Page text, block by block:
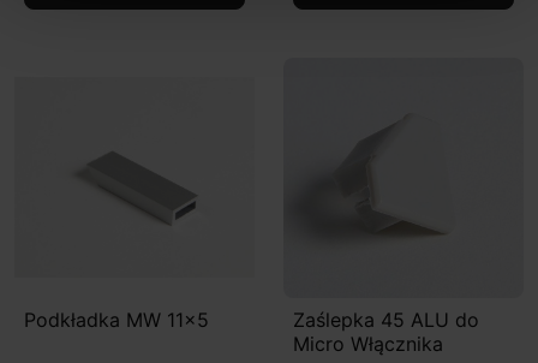
Podkładka MW 11x5
Zaślepka 45 ALU do
Micro Włącznika